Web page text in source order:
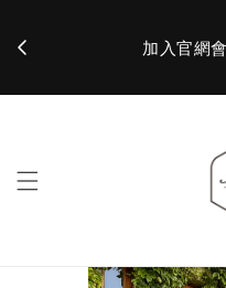
加入官網